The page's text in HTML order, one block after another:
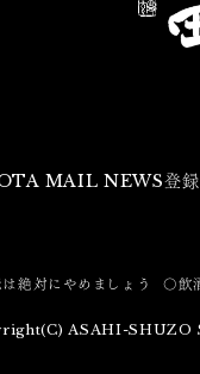
MAIL NEWS登録
絶対にやめましょう 〇飲
ASAHI-SHUZO